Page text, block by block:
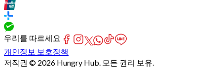
우리를 따르세요
개인정보 보호정책
저작권 © 2026 Hungry Hub. 모든 권리 보유.